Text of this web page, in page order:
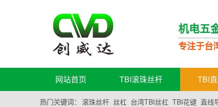
机电五
专注于台
网站首页 TBI滚珠丝杆 TBI
热门关键词： 滚珠丝杆 丝杠 台湾TBI丝杠 TBI花键 直线